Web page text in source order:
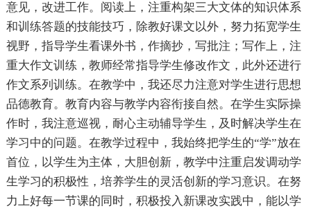
意见，改进工作。阅读上，注重构架三大文体的知识体系
和训练答题的技能技巧，除教好课文以外，努力拓宽学生
视野，指导学生看课外书，作摘抄，写批注；写作上，注
重大作文训练，教师经常指导学生修改作文，此外还进行
作文系列训练。在教学中，我还尽力注意对学生进行思想
品德教育。教育内容与教学内容衔接自然。在学生实际操
作时，我注意巡视，耐心主动辅导学生，及时解决学生在
学习中的问题。在教学过程中，我始终把学生的“学”放在
首位，以学生为主体，大胆创新，教学中注重启发调动学
生学习的积极性，培养学生的灵活创新的学习意识。在努
力上好每一节课的同时，积极投入新课改实践中，能以学